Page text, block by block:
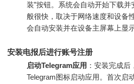
装”按钮。系统会自动开始下载
般很快，取决于网络速度和设备
会自动安装并在设备主屏幕上显
安装电报后进行账号注册
启动Telegram应用 ：安装完成
Telegram图标启动应用。首次启